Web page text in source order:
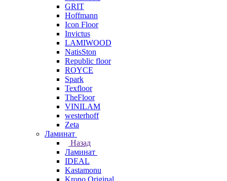
GRIT
Hoffmann
Icon Floor
Invictus
LAMIWOOD
NatisSton
Republic floor
ROYCE
Spark
Texfloor
TheFloor
VINILAM
westerhoff
Zeta
Ламинат
Назад
Ламинат
IDEAL
Kastamonu
Krono Original